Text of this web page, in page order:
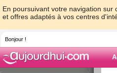
En poursuivant votre navigation
et offres adaptés à vos centres
Bonjour !